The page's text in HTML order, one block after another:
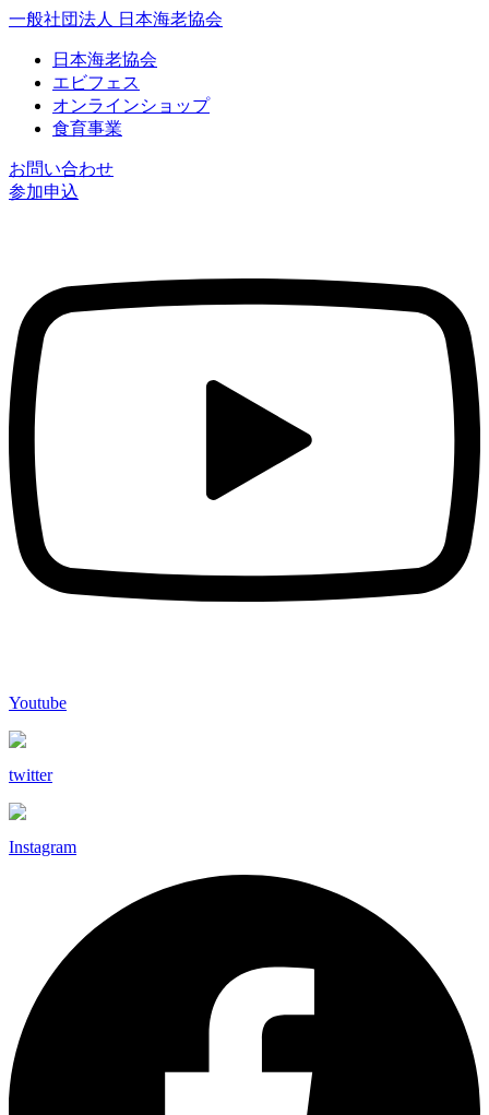
一般社団法人 日本海老協会
日本海老協会
エビフェス
オンラインショップ
食育事業
お問い合わせ
参加申込
Youtube
twitter
Instagram